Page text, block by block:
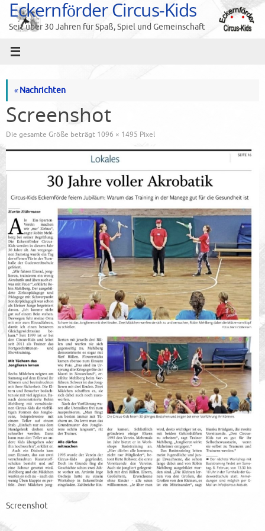
Zum
Inhalt
springen
Eckernförder Circus-Kids
Seit über 30 Jahren für Spaß, Spiel und Gemeinschaft
«Nachrichten
Screenshot
Die gesamte Größe beträgt 1096 × 1495 Pixel
Screenshot